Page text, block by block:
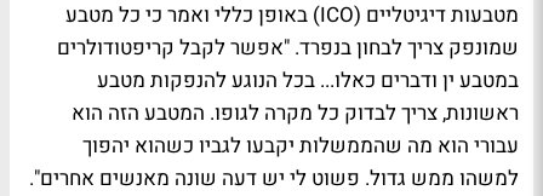
מטבעות דיגיטליים (ICO) באופן כללי ואמר כי כל מטבע
שמונפק צריך לבחון בנפרד. "אפשר לקבל קריפטודולרים
במטבע ין ודברים כאלו... בכל הנוגע להנפקות מטבע
ראשונות, צריך לבדוק כל מקרה לגופו. המטבע הזה הוא
עבורי הוא מה שהממשלות יקבעו לגביו כשהוא יהפוך
למשהו ממש גדול. פשוט לי יש דעה שונה מאנשים אחרים".